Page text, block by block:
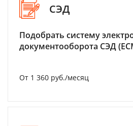
СЭД
Подобрать систему
документооборота СЭД
От 1 360 руб./месяц